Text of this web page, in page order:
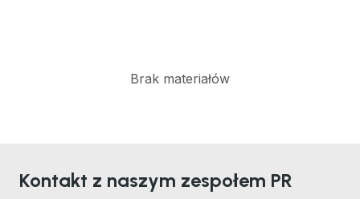
Brak materiałów
Kontakt z naszym zespołem PR